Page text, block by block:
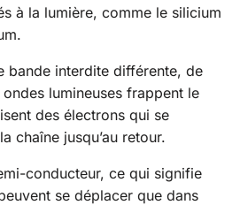
à la lumière, comme le silicium
bande interdite différente, de
lumineuses frappent le
des électrons qui se
chaîne jusqu’au retour.
conducteur, ce qui signifie
se déplacer que dans